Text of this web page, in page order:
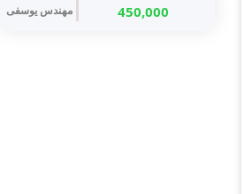
قیمت
450,000 مهندس یوسفی